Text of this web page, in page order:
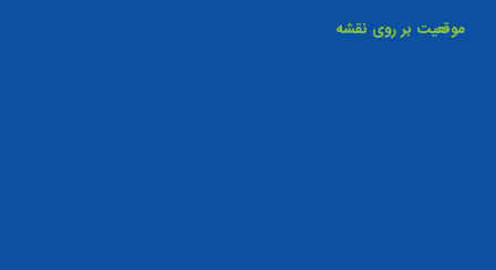
موقعیت بر روی نقشه